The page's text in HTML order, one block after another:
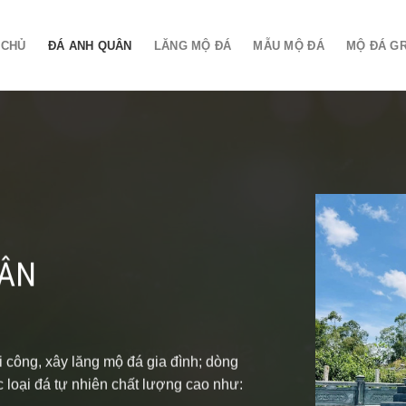
ĐÁ ANH QUÂN LĂNG MỘ ĐÁ MẪU MỘ ĐÁ MỘ ĐÁ
đá granite khi tiến hành xây, sửa
ưu điểm vượt trội của chất đá